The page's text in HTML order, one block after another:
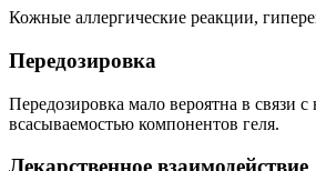
Кожные аллергические реакции,
Передозировка
Передозировка мало вероятна в связи с
всасываемостью компонентов геля.